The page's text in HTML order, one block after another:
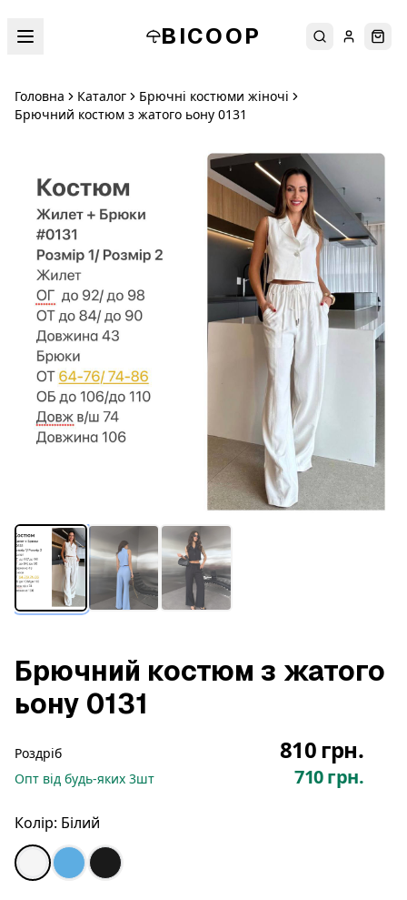
BICOOP ПошукУвійти
Головна Каталог
Брючні костюми жіночі
Брючний костюм з жатого ьону 0131
Брючний костюм з жатого
ьону 0131
Роздріб 810 грн.
Опт від будь-яких 3шт 710 грн.
Колір: Білий